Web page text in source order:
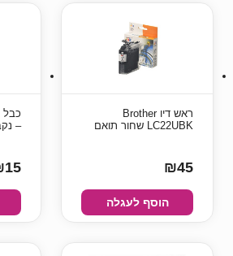
ראש דיו Brother
LC22UBK שחור תואם
₪45
הוסף לעגלה
–